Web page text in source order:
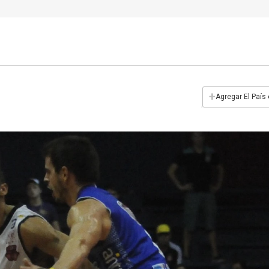
+Agregar El País